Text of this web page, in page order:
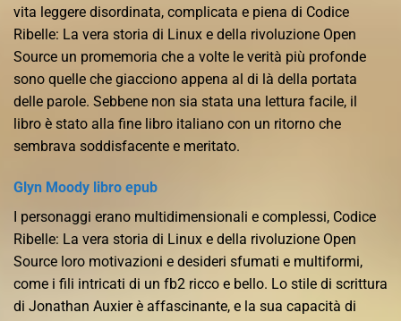
vita leggere disordinata, complicata e piena di Codice
Ribelle: La vera storia di Linux e della rivoluzione Open
Source un promemoria che a volte le verità più profonde
sono quelle che giacciono appena al di là della portata
delle parole. Sebbene non sia stata una lettura facile, il
libro è stato alla fine libro italiano con un ritorno che
sembrava soddisfacente e meritato.
Glyn Moody libro epub
I personaggi erano multidimensionali e complessi, Codice
Ribelle: La vera storia di Linux e della rivoluzione Open
Source loro motivazioni e desideri sfumati e multiformi,
come i fili intricati di un fb2 ricco e bello. Lo stile di scrittura
di Jonathan Auxier è affascinante, e la sua capacità di